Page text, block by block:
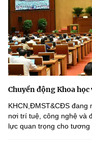
Chuyển động Khoa học
KHCN,ĐMST&CĐS đang
nơi trí tuệ, công nghệ và
lực quan trọng cho tương